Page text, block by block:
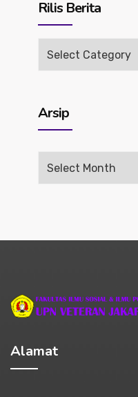
Rilis Berita
Rilis
Arsip
Arsip
Alamat